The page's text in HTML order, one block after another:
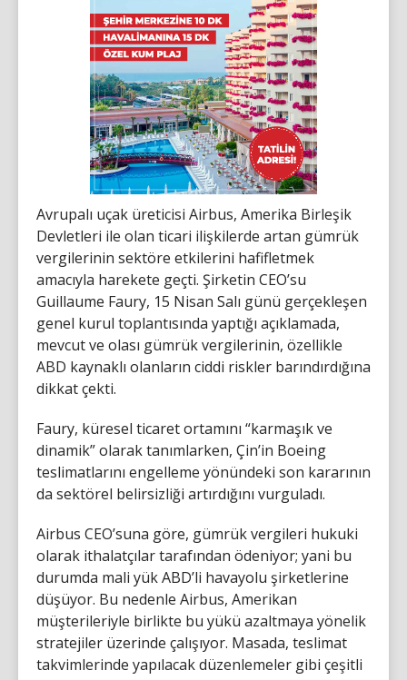
Avrupalı uçak üreticisi Airbus, Amerika Birleşik
Devletleri ile olan ticari ilişkilerde artan gümrük
vergilerinin sektöre etkilerini hafifletmek
amacıyla harekete geçti. Şirketin CEO’su
Guillaume Faury, 15 Nisan Salı günü gerçekleşen
genel kurul toplantısında yaptığı açıklamada,
mevcut ve olası gümrük vergilerinin, özellikle
ABD kaynaklı olanların ciddi riskler barındırdığına
dikkat çekti.
Faury, küresel ticaret ortamını “karmaşık ve
dinamik” olarak tanımlarken, Çin’in Boeing
teslimatlarını engelleme yönündeki son kararının
da sektörel belirsizliği artırdığını vurguladı.
Airbus CEO’suna göre, gümrük vergileri hukuki
olarak ithalatçılar tarafından ödeniyor; yani bu
durumda mali yük ABD’li havayolu şirketlerine
düşüyor. Bu nedenle Airbus, Amerikan
müşterileriyle birlikte bu yükü azaltmaya yönelik
stratejiler üzerinde çalışıyor. Masada, teslimat
takvimlerinde yapılacak düzenlemeler gibi çeşitli